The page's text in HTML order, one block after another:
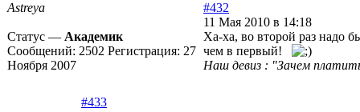
Astreya
Статус — Академик
Сообщений: 2502 Регистрация: 27
Ноября 2007
#432
11 Мая 2010 в 14:18
Ха-ха, во второй раз надо
чем в первый!
Наш девиз : "Зачем
#433